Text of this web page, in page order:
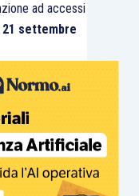
ad accessi
21 settembre